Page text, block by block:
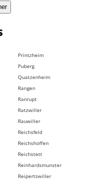
Printzheim
Puberg
Quatzenheim
Rangen
Ranrupt
Ratzwiller
Rauwiller
Reichsfeld
Reichshoffen
Reichstett
Reinhardsmunster
Reipertswiller